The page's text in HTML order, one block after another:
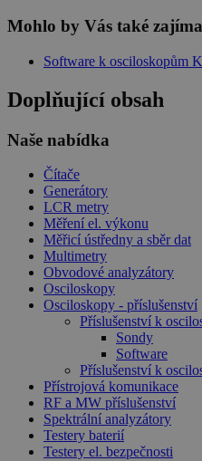
Mohlo by Vás také
Software k osciloskopům
Doplňující obsah
Naše nabídka
Čítače
Generátory
LCR metry
Měření el. výkonu
Měřicí ústředny a sběr dat
Multimetry
Obvodové analyzátory
Osciloskopy
Osciloskopy - příslušenství
Příslušenství k
Sondy
Software
Příslušenství k
Přístrojová komunikace
RF a MW příslušenství
Spektrální analyzátory
Testery baterií
Testery el. bezpečnosti